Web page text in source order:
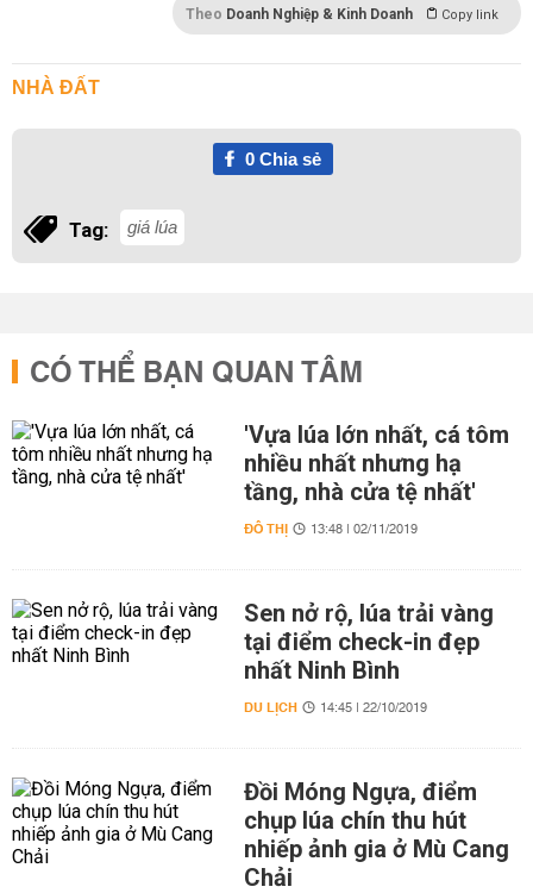
Theo Doanh Nghiệp & Kinh Doanh Copy link
NHÀ ĐẤT
0Chia sẻ
Tag: giá lúa
CÓ THỂ BẠN QUAN TÂM
'Vựa lúa lớn nhất, cá tôm
nhiều nhất nhưng hạ
tầng, nhà cửa tệ nhất'
ĐÔ THỊ 13:48 | 02/11/2019
Sen nở rộ, lúa trải vàng
tại điểm check-in đẹp
nhất Ninh Bình
DU LỊCH 14:45 | 22/10/2019
Đồi Móng Ngựa, điểm
chụp lúa chín thu hút
nhiếp ảnh gia ở Mù Cang
Chải